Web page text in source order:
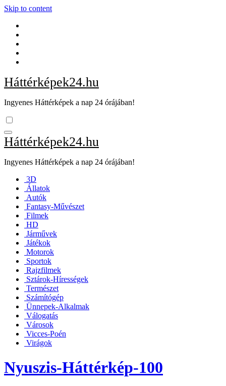
Skip to content
Háttérképek24.hu
Ingyenes Háttérképek a nap 24 órájában!
Háttérképek24.hu
Ingyenes Háttérképek a nap 24 órájában!
3D
Állatok
Autók
Fantasy-Művészet
Filmek
HD
Járművek
Játékok
Motorok
Sportok
Rajzfilmek
Sztárok-Hírességek
Természet
Számítógép
Ünnepek-Alkalmak
Válogatás
Városok
Vicces-Poén
Virágok
Nyuszis-Háttérkép-100